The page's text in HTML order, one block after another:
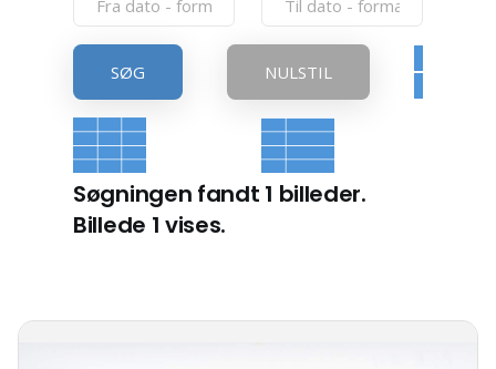
SØG NULSTIL
Søgningen fandt 1 billeder.
Billede 1 vises.